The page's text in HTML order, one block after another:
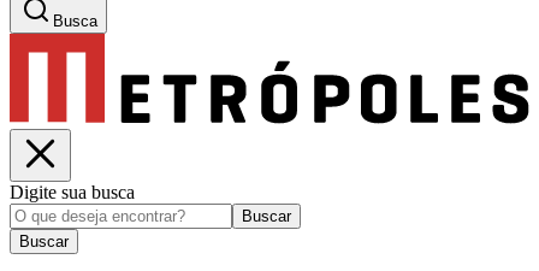
Busca
Digite sua busca
Buscar
Buscar